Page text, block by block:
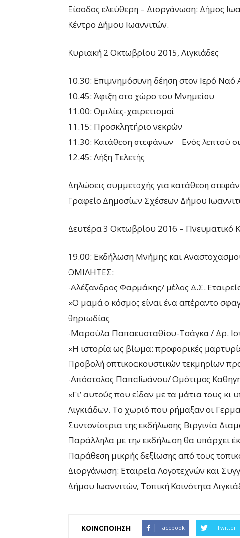
Είσοδος ελεύθερη – Διοργάνωση: Δήμος
Κέντρο Δήμου Ιωαννιτών.
Κυριακή 2 Οκτωβρίου 2015, Λιγκιάδες
10.30: Επιμνημόσυνη δέηση στον Ιερό Ναό
10.45: Άφιξη στο χώρο του Μνημείου
11.00: Ομιλίες-χαιρετισμοί
11.15: Προσκλητήριο νεκρών
11.30: Κατάθεση στεφάνων – Ενός λεπτού
12.45: Λήξη Τελετής
Δηλώσεις συμμετοχής για κατάθεση
Γραφείο Δημοσίων Σχέσεων Δήμου
Δευτέρα 3 Οκτωβρίου 2016 – Πνευματικό
19.00: Εκδήλωση Μνήμης και
ΟΜΙΛΗΤΕΣ:
-Αλέξανδρος Φαρμάκης/ μέλος Δ.Σ.
«Ο μαμά ο κόσμος είναι ένα απέραντο
θηριωδίας
-Μαρούλα Παπαευσταθίου-Τσάγκα / Δρ.
«Η ιστορία ως βίωμα: προφορικές
Προβολή οπτικοακουστικών τεκμηρίων
-Απόστολος ΠαπαΪωάνου/ Ομότιμος
«Γι’ αυτούς που είδαν με τα μάτια τους
Λιγκιάδων. Το χωριό που ρήμαξαν οι
Συντονίστρια της εκδήλωσης Βιργινία
Παράλληλα με την εκδήλωση θα υπάρχει
Παράθεση μικρής δεξίωσης από τους
Διοργάνωση: Εταιρεία Λογοτεχνών και
Δήμου Ιωαννιτών, Τοπική Κοινότητα
ΚΟΙΝΟΠΟΙΗΣΗ Facebook Twitter